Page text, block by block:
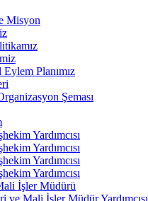
Misyon
Planımız
Şeması
Yardımcısı
Yardımcısı
Yardımcısı
Yardımcısı
İşler Müdürü
ve Mali İşler Müdür Yardımcısı